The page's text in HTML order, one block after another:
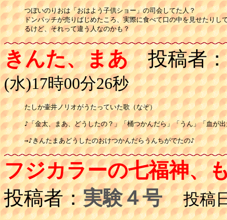
つぼいのりおは「おはよう子供ショー」の司会してた人？
ドンパッチが売りばじめたころ、実際に食べて口の中を見せたりし
るけど、それって違う人なのかも？
きんた、まあ投稿者：
(水)17時00分26秒
たしか壷井ノリオがうたっていた歌（なぞ）
♪「金太、まあ、どうしたの？」「桶つかんだら」「うん」「血が
フジカラーの七福神、
投稿者：実験４号 投稿日